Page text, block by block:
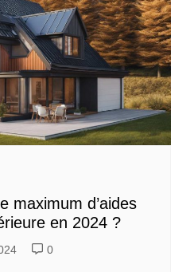
maximum d’aides
en 2024 ?
0